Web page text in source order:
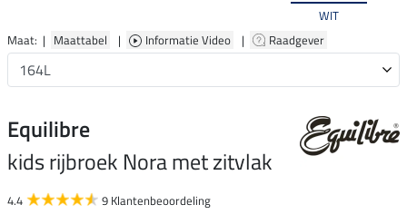
WIT
Maat: | Maattabel | Informatie Video | Raadgever
Equilibre
kids rijbroek Nora met zitvlak
4.4 9 Klantenbeoordeling